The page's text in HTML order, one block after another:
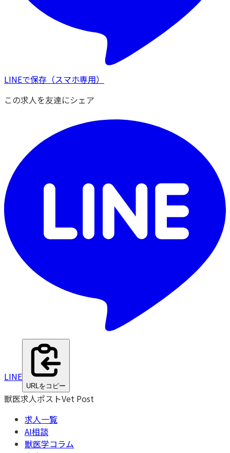
LINEで保存 （スマホ専用）
この求人を友達にシェア
LINE
URLをコピー
獣医求人ポストVet Post
求人一覧
AI相談
獣医学コラム